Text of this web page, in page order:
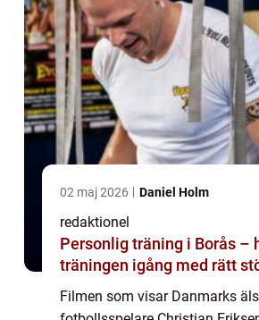
02 maj 2026 Daniel Holm
redaktionel
Personlig träning i Borås –
träningen igång med rätt
Filmen som visar Danmarks